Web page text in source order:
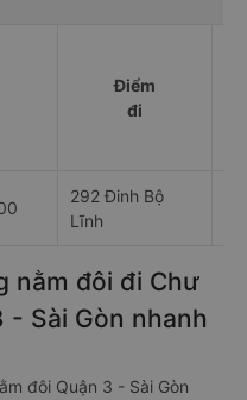
Điểm
đi
292 Đinh Bộ
Lĩnh
nằm đôi đi Chư
- Sài Gòn nhanh
đôi Quận 3 - Sài Gòn